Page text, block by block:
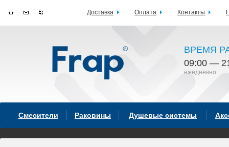
ВРЕМЯ
09:00 —
ежедневно
Смесители Раковины Душевые системы
Доставка Оплата Контакты